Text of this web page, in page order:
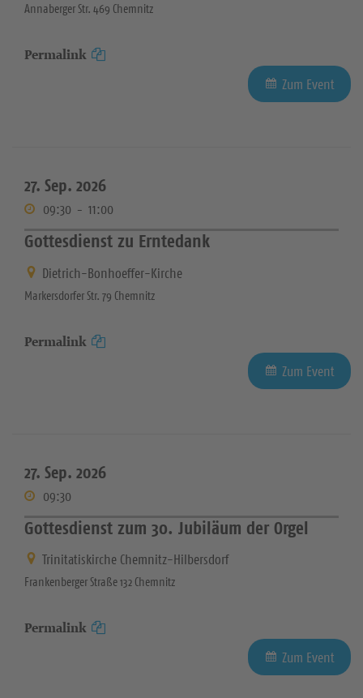
Annaberger Str. 469 Chemnitz
Permalink
Zum Event
27. Sep. 2026
09:30 - 11:00
Gottesdienst zu Erntedank
Dietrich-Bonhoeffer-Kirche
Markersdorfer Str. 79 Chemnitz
Permalink
Zum Event
27. Sep. 2026
09:30
Gottesdienst zum 30. Jubiläum der Orgel
Trinitatiskirche Chemnitz-Hilbersdorf
Frankenberger Straße 132 Chemnitz
Permalink
Zum Event